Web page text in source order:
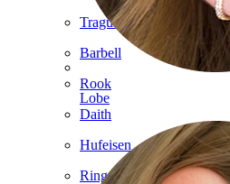
Lobe
Tragus
Barbell
Rook
Daith
Hufeisen
Ring